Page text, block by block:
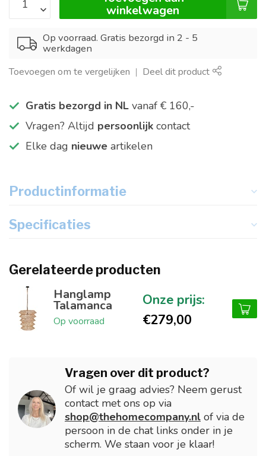
winkelwagen
Op voorraad. Gratis bezorgd in 2 - 5
werkdagen
Toevoegen om te vergelijken Deel dit product
Gratis bezorgd in NL vanaf € 160,-
Vragen? Altijd persoonlijk contact
Elke dag nieuwe artikelen
Productinformatie
Specificaties
Gerelateerde producten
Hanglamp
Talamanca
Op voorraad €279,00
Vragen over dit product?
Of wil je graag advies? Neem gerust
contact met ons op via
shop@thehomecompany.nl of via de
persoon in de chat links onder in je
scherm. We staan voor je klaar!